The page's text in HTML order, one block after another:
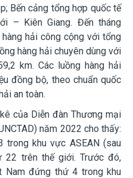
Bến cảng tổng hợp quốc tế
– Kiên Giang. Đến tháng
hải công cộng với tổng
hàng hải chuyên dùng với
km. Các luồng hàng hải
đồng bộ, theo chuẩn quốc
an toàn.
của Diễn đàn Thương mại
năm 2022 cho thấy:
khu vực ASEAN (sau
22 trên thế giới. Trước đó,
Nam đứng thứ 4 trong khu